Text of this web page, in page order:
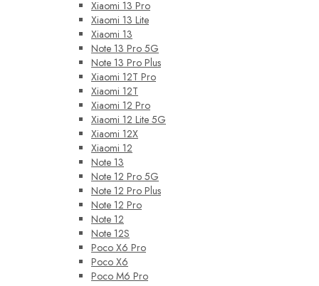
Xiaomi 13 Pro
Xiaomi 13 Lite
Xiaomi 13
Note 13 Pro 5G
Note 13 Pro Plus
Xiaomi 12T Pro
Xiaomi 12T
Xiaomi 12 Pro
Xiaomi 12 Lite 5G
Xiaomi 12X
Xiaomi 12
Note 13
Note 12 Pro 5G
Note 12 Pro Plus
Note 12 Pro
Note 12
Note 12S
Poco X6 Pro
Poco X6
Poco M6 Pro